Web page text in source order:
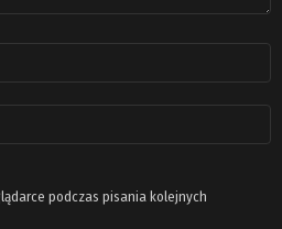
podczas pisania kolejnych